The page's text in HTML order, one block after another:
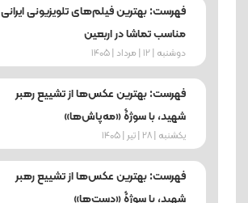
فهرست: بهترین فیلم‌های تلویزیونی ایرانی
مناسب تماشا در اربعین
دوشنبه | 12 | مرداد | 1405
فهرست: بهترین عکس‌ها از تشییع رهبر
شهید، با سوژۀ «مه‌پاش‌ها»
یکشنبه | 28 | تیر | 1405
فهرست: بهترین عکس‌ها از تشییع رهبر
شهید، با سوژۀ «دست‌ها»